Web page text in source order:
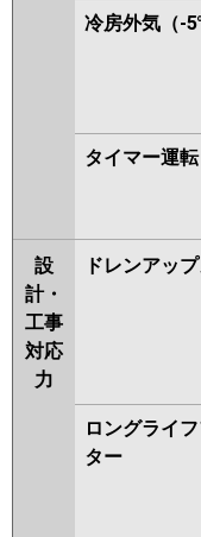
冷房外気（-
タイマー運転
設
計・
工事
対応
力
ドレンアッ
ロングライ
ター